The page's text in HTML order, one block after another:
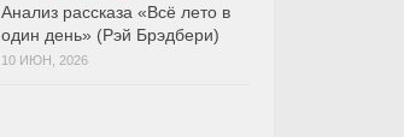
Анализ рассказа «Всё лето в
один день» (Рэй Брэдбери)
10 ИЮН, 2026